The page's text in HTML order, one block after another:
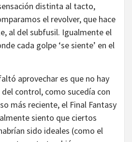
distinta al tacto,
el revolver, que hace
al del subfusil. Igualmente el
cada golpe ‘se siente’ en el
aprovechar es que no hay
control, como sucedía con
más reciente, el Final Fantasy
siento que ciertos
sido ideales (como el